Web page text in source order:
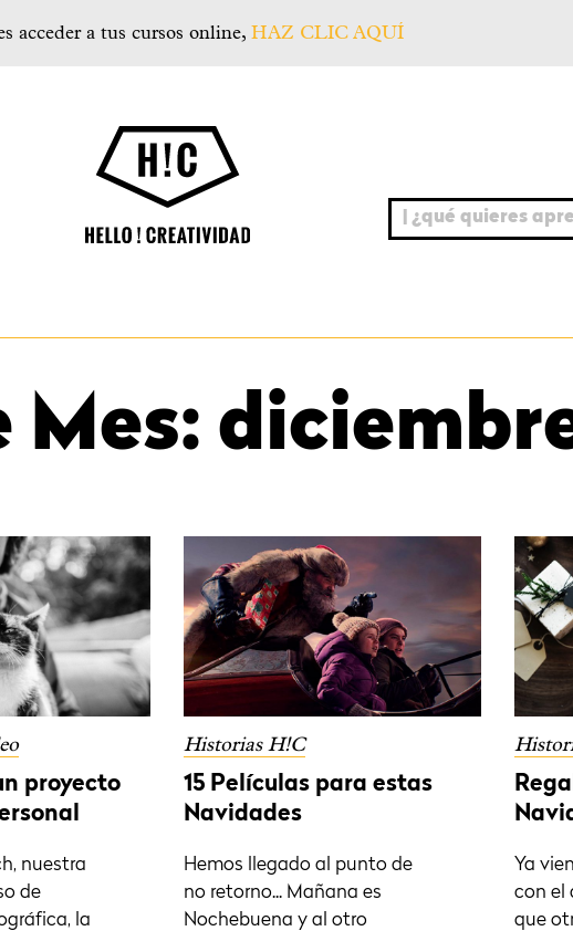
acceder a tus cursos online, HAZ CLIC AQUÍ
¿qué quieres
Mes:
proyecto
nuestra
de
la
Historias H!C
15 Películas para estas
Navidades
Hemos llegado al punto de
no retorno... Mañana es
Nochebuena y al otro
Ya
con el
que